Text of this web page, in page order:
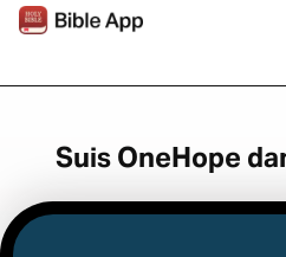
Suis OneHope